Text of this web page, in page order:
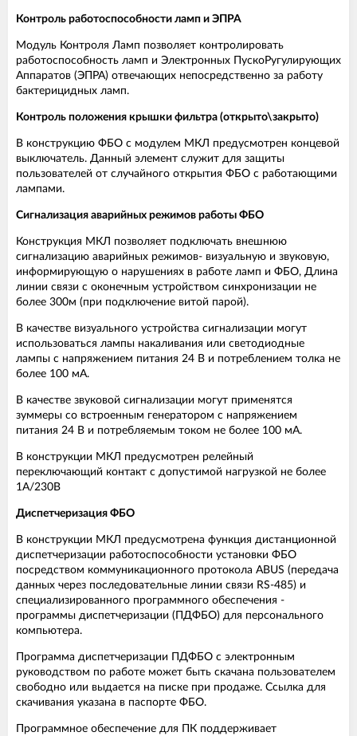
Контроль работоспособности ламп и ЭПРА
Модуль Контроля Ламп позволяет контролировать
работоспособность ламп и Электронных ПускоРугулирующих
Аппаратов (ЭПРА) отвечающих непосредственно за работу
бактерицидных ламп.
Контроль положения крышки фильтра (открыто\закрыто)
В конструкцию ФБО с модулем МКЛ предусмотрен концевой
выключатель. Данный элемент служит для защиты
пользователей от случайного открытия ФБО с работающими
лампами.
Сигнализация аварийных режимов работы ФБО
Конструкция МКЛ позволяет подключать внешнюю
сигнализацию аварийных режимов- визуальную и звуковую,
информирующую о нарушениях в работе ламп и ФБО, Длина
линии связи с оконечным устройством синхронизации не
более 300м (при подключение витой парой).
В качестве визуального устройства сигнализации могут
использоваться лампы накаливания или светодиодные
лампы с напряжением питания 24 В и потреблением толка не
более 100 мА.
В качестве звуковой сигнализации могут применятся
зуммеры со встроенным генератором с напряжением
питания 24 В и потребляемым током не более 100 мА.
В конструкции МКЛ предусмотрен релейный
переключающий контакт с допустимой нагрузкой не более
1А/230В
Диспетчеризация ФБО
В конструкции МКЛ предусмотрена функция дистанционной
диспетчеризации работоспособности установки ФБО
посредством коммуникационного протокола ABUS (передача
данных через последовательные линии связи RS-485) и
специализированного программного обеспечения -
программы диспетчеризации (ПДФБО) для персонального
компьютера.
Программа диспетчеризации ПДФБО с электронным
руководством по работе может быть скачана пользователем
свободно или выдается на писке при продаже. Ссылка для
скачивания указана в паспорте ФБО.
Программное обеспечение для ПК поддерживает